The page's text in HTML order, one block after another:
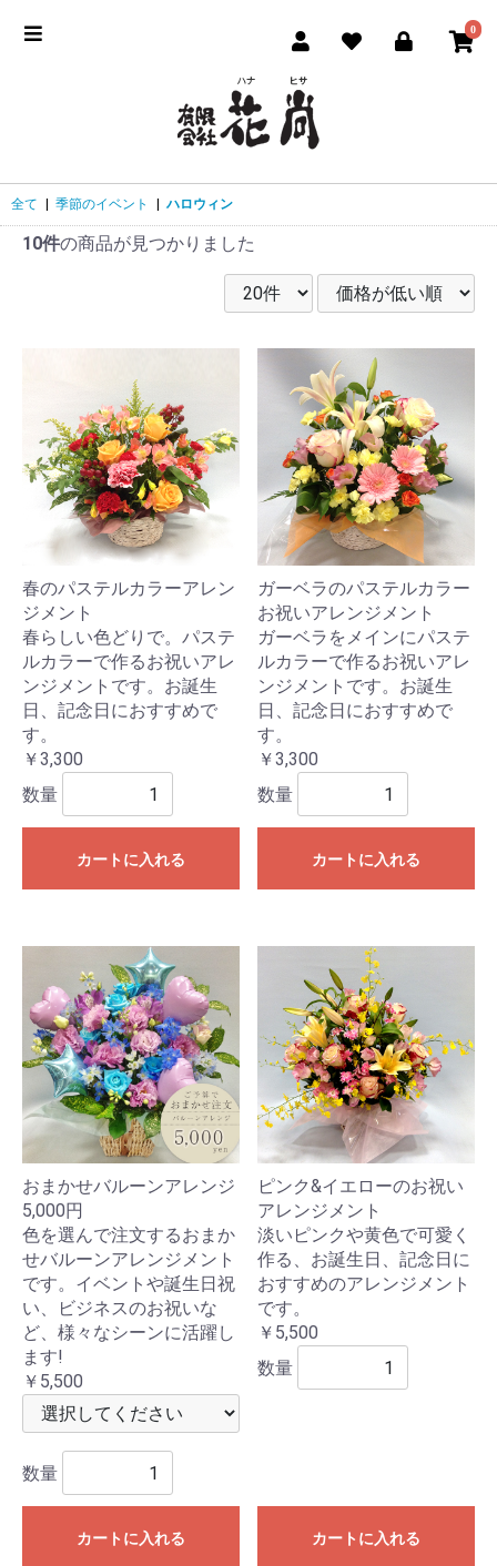
0
全て 季節のイベント ハロウィン
10件の商品が見つかりました
春のパステルカラーアレン
ジメント
春らしい色どりで。パステ
ルカラーで作るお祝いアレ
ンジメントです。お誕生
日、記念日におすすめで
す。
￥3,300
数量
カートに入れる
ガーベラのパステルカラー
お祝いアレンジメント
ガーベラをメインにパステ
ルカラーで作るお祝いアレ
ンジメントです。お誕生
日、記念日におすすめで
す。
￥3,300
数量
カートに入れる
おまかせバルーンアレンジ
5,000円
色を選んで注文するおまか
せバルーンアレンジメント
です。イベントや誕生日祝
い、ビジネスのお祝いな
ど、様々なシーンに活躍し
ます!
￥5,500
数量
カートに入れる
ピンク&イエローのお祝い
アレンジメント
淡いピンクや黄色で可愛く
作る、お誕生日、記念日に
おすすめのアレンジメント
です。
￥5,500
数量
カートに入れる